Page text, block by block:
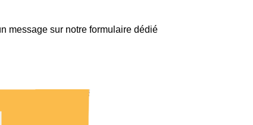
message sur notre formulaire dédié